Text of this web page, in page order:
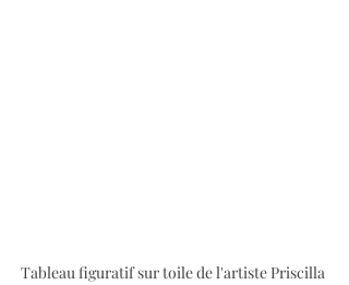
Tableau figuratif sur toile de l'artiste Priscilla